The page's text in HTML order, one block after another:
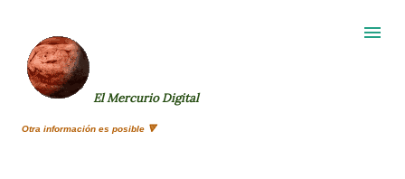
El Mercurio Digital
Otra información es posible 🔻